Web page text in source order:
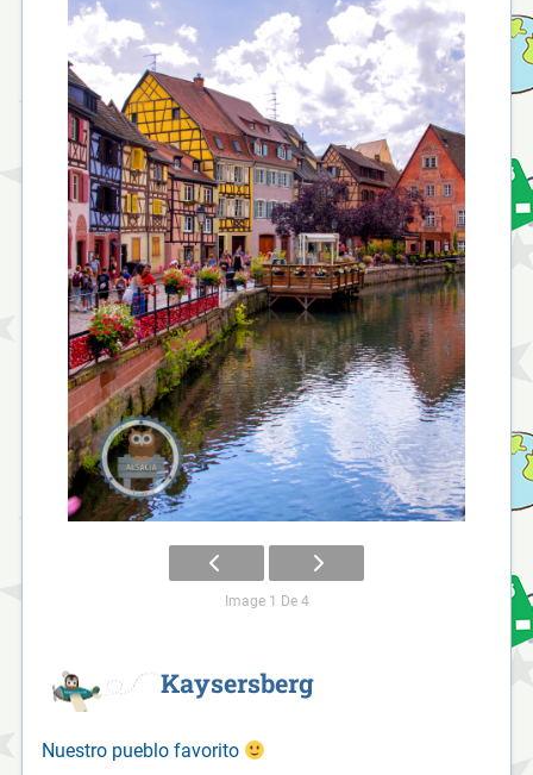
Image 1 De 4
Kaysersberg
Nuestro pueblo favorito